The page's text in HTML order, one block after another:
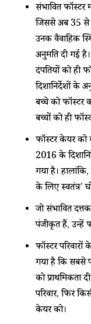
संभावित फॉस्टर
जिससे अब 35 से
उनकी वैवाहिक
अनुमति दी गई
दंपतियों को ही
दिशानिर्देशों के
बच्चे को फॉस्टर
बच्चों को ही
फॉस्टर केयर
2016 के
गया है।
के लिए स्वतंत्र’
जो संभावित
पंजीकृत हैं, उन्हें
फॉस्टर
गया है कि सबसे
को प्राथमिकता
परिवार, फिर
केयर को।